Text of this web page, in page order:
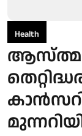
Health